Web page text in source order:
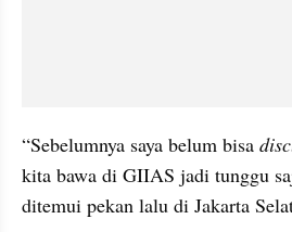
“Sebelumnya saya belum bisa
kita bawa di GIIAS jadi tunggu
ditemui pekan lalu di Jakarta